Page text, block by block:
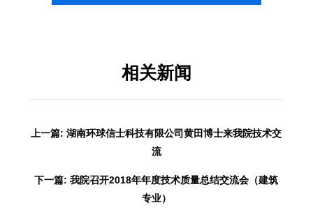
相关新闻
上一篇: 湖南环球信士科技有限公司黄田博士来我院技术交
流
下一篇: 我院召开2018年年度技术质量总结交流会（建筑
专业）